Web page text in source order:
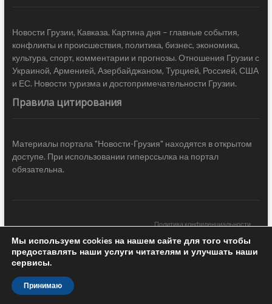
Новости Грузии, Кавказа. Картина дня – главные события,
конфликты и происшествия, политика, бизнес, экономика,
культура, спорт, комментарии и прогнозы. Отношения Грузии с
Украиной, Арменией, Азербайджаном, Турцией, Россией, США
и ЕС. Новости туризма и достопримечательности Грузии.
Правила цитирования
Материалы портала "Новости-Грузия" находятся в открытом
доступе. При использовании гиперссылка на портал
обязательна.
Политика конфиденциальности
Новости Грузии| Black Sea Press LTD © 2020 All Rights Reserved /
Design & development —
Мы используем cookies на нашем сайте для того чтобы
предоставлять наши услуги читателям и улучшать наши
сервисы.
Принимаю